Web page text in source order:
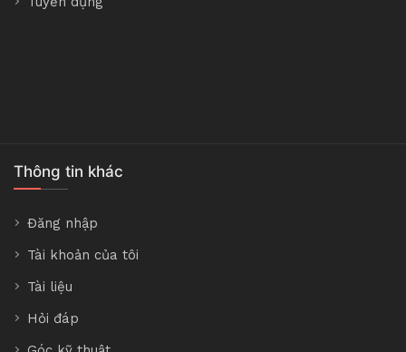
Thông tin khác
Đăng nhập
Tài khoản của tôi
Tài liệu
Hỏi đáp